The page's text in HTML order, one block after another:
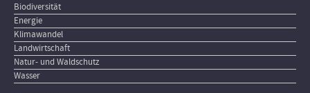
Biodiversität
Energie
Klimawandel
Landwirtschaft
Natur- und Waldschutz
Wasser